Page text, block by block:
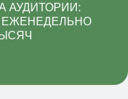
АУДИТОРИИ:
ЕЖЕНЕДЕЛЬНО